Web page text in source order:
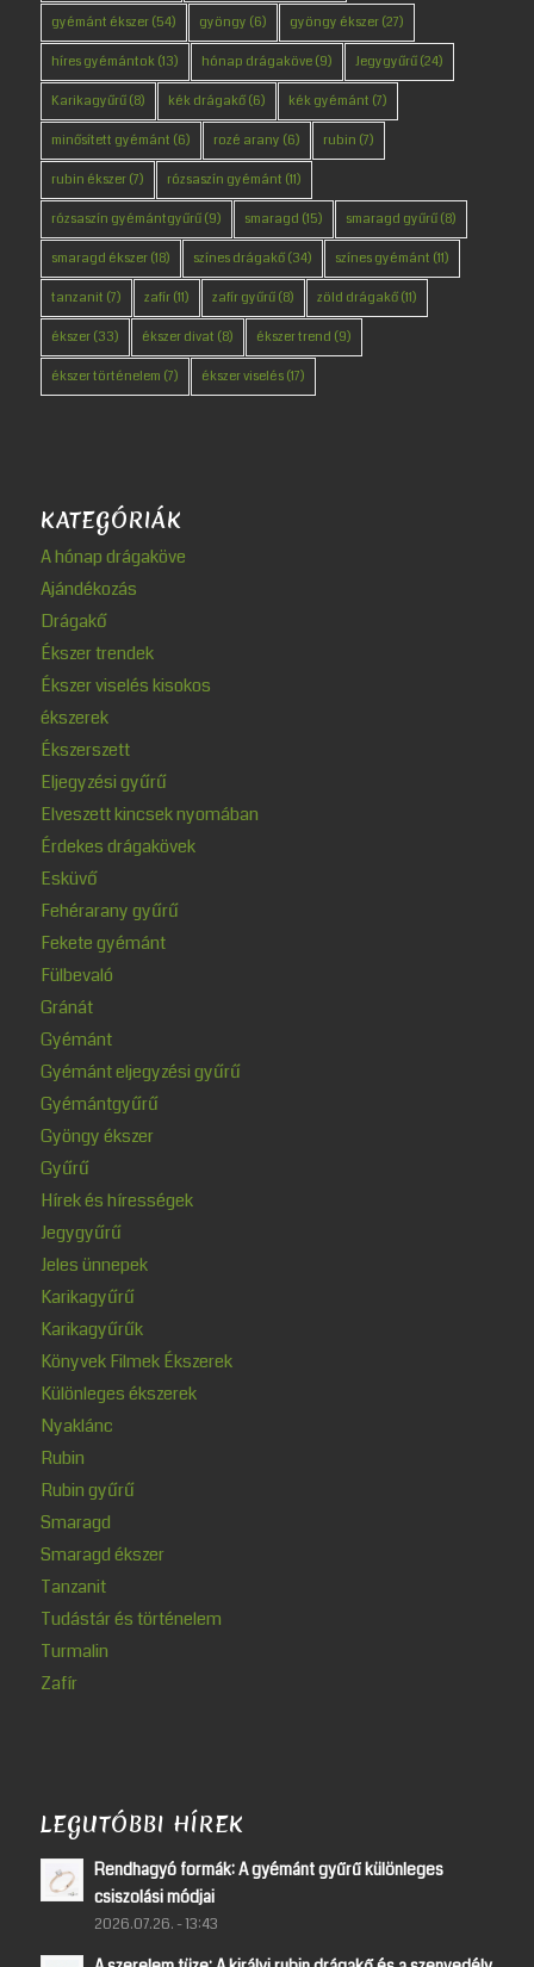
gyémánt ékszer(54) gyöngy (6) gyöngy ékszer(27)
híres gyémántok(13) hónap drágaköve(9) Jegygyűrű(24)
Karikagyűrű(8) kék drágakő(6) kék gyémánt (7)
minősített gyémánt (6) rozé arany (6) rubin (7)
rubin ékszer(7) rózsaszín gyémánt (11)
rózsaszín gyémántgyűrű(9) smaragd (15) smaragd gyűrű(8)
smaragd ékszer(18) színes drágakő(34) színes gyémánt (11)
tanzanit (7) zafír(11) zafír gyűrű(8) zöld drágakő(11)
ékszer(33) ékszer divat (8) ékszer trend (9)
ékszer történelem (7) ékszer viselés(17)
KATEGÓRIÁK
A hónap drágaköve
Ajándékozás
Drágakő
Ékszer trendek
Ékszer viselés kisokos
ékszerek
Ékszerszett
Eljegyzési gyűrű
Elveszett kincsek nyomában
Érdekes drágakövek
Esküvő
Fehérarany gyűrű
Fekete gyémánt
Fülbevaló
Gránát
Gyémánt
Gyémánt eljegyzési gyűrű
Gyémántgyűrű
Gyöngy ékszer
Gyűrű
Hírek és hírességek
Jegygyűrű
Jeles ünnepek
Karikagyűrű
Karikagyűrűk
Könyvek Filmek Ékszerek
Különleges ékszerek
Nyaklánc
Rubin
Rubin gyűrű
Smaragd
Smaragd ékszer
Tanzanit
Tudástár és történelem
Turmalin
Zafír
LEGUTÓBBI HÍREK
Rendhagyó formák: A gyémánt gyűrű különleges
csiszolási módjai
2026.07.26. - 13:43